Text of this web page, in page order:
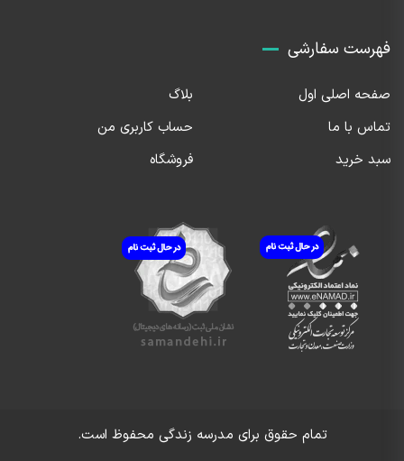
فهرست سفارشی
صفحه اصلی اول
بلاگ
تماس با ما
حساب کاربری من
سبد خرید
فروشگاه
تمام حقوق برای مدرسه زندگی محفوظ است.